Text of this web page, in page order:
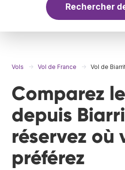
Rechercher
Vols Vol de France Vol de
Comparez
depuis
réservez où
préférez